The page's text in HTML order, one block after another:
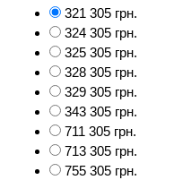
321 305 грн.
324 305 грн.
325 305 грн.
328 305 грн.
329 305 грн.
343 305 грн.
711 305 грн.
713 305 грн.
755 305 грн.